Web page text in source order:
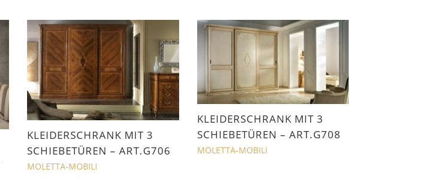
KLEIDERSCHRANK MIT 3
SCHIEBETÜREN – ART.G706
MOLETTA-MOBILI
KLEIDERSCHRANK MIT 3
SCHIEBETÜREN – ART.G708
MOLETTA-MOBILI